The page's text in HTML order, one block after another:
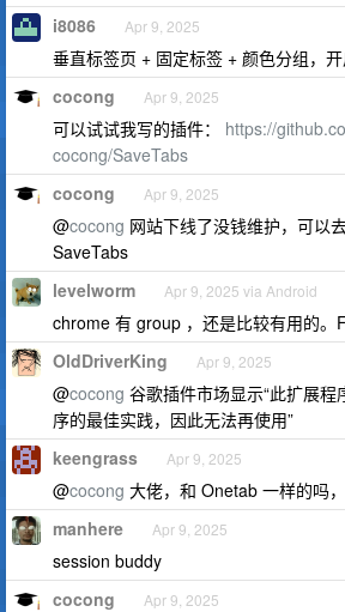
i8086 Apr 9, 2025
垂直标签页 + 固定标签 + 颜色分组，开
cocong Apr 9, 2025
可以试试我写的插件： https://
cocong/SaveTabs
cocong Apr 9, 2025
@cocong 网站下线了没钱维护，可以
SaveTabs
levelworm Apr 9, 2025 via Android
chrome 有 group ，还是比较有用的。
OldDriverKing Apr 9, 2025
@cocong 谷歌插件市场显示“此扩展
序的最佳实践，因此无法再使用”
keengrass Apr 9, 2025
@cocong 大佬，和 Onetab 一样的吗
manhere Apr 9, 2025
session buddy
cocong Apr 9, 2025